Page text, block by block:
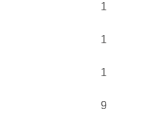
1
1
1
9